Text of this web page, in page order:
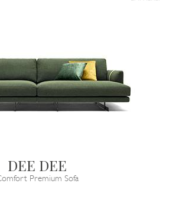
DEE DEE
Premium Sofa